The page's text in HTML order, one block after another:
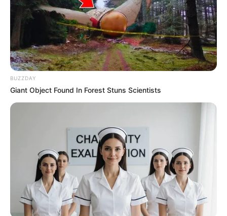
Rico Verald akan memerankan Jaka Tarub, pria yang mengambil
dan menyembunyikan selendang milik Dewi Nawang Wulan.
Riko Verald sendiri sudah terjun ke dunia akting sejak tahun 2010.
Rico telah membintangi puluhan judul sinetron, film dan juga
FTV. Diantaranya,Ganteng-Ganteng Srigala, Arjuna, Tukang
Ojek Pengkolan dan lainnya.
BUZZDAY
Giant Object Found In Forest Stuns Scientists